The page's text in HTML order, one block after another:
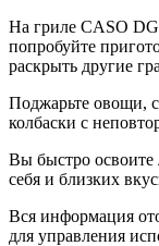
На гриле CASO DG
попробуйте
раскрыть другие
Поджарьте овощи,
колбаски с
Вы быстро освоите
себя и близких
Вся информация
для управления